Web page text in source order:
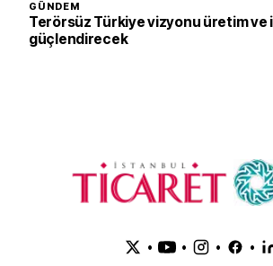
GÜNDEM
Terörsüz Türkiye vizyonu üretim ve
güçlendirecek
• • • •